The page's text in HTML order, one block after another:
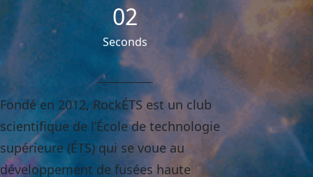
00
Seconds
Fondé en 2012, RockÉTS est un club
scientifique de l’École de technologie
supérieure (ÉTS) qui se voue au
développement de fusées haute